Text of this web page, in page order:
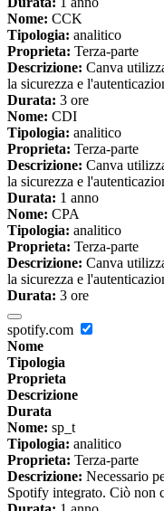
Nome: CCK
Tipologia: analitico
Proprieta: Terza-parte
Descrizione: Canva
la sicurezza e
Durata: 3 ore
Nome: CDI
Tipologia: analitico
Proprieta: Terza-parte
Descrizione: Canva
la sicurezza e
Durata: 1 anno
Nome: CPA
Tipologia: analitico
Proprieta: Terza-parte
Descrizione: Canva
la sicurezza e
Durata: 3 ore
spotify.com
Nome
Tipologia
Proprieta
Descrizione
Durata
Nome: sp_t
Tipologia: analitico
Proprieta: Terza-parte
Descrizione: Necessario
Spotify integrato. Ciò non